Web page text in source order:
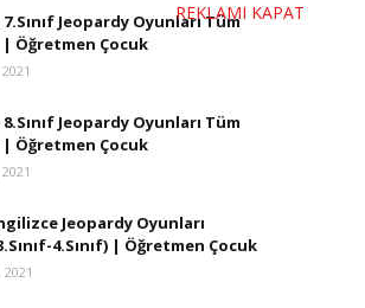
Jeopardy Oyunları Tüm
Öğretmen Çocuk
Jeopardy Oyunları Tüm
Öğretmen Çocuk
Jeopardy Oyunları
4.Sınıf) | Öğretmen Çocuk
REKLAMI KAPAT